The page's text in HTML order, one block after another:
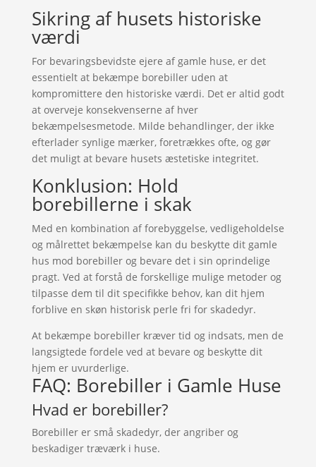
Sikring af husets historiske
værdi
For bevaringsbevidste ejere af gamle huse, er det
essentielt at bekæmpe borebiller uden at
kompromittere den historiske værdi. Det er altid godt
at overveje konsekvenserne af hver
bekæmpelsesmetode. Milde behandlinger, der ikke
efterlader synlige mærker, foretrækkes ofte, og gør
det muligt at bevare husets æstetiske integritet.
Konklusion: Hold
borebillerne i skak
Med en kombination af forebyggelse, vedligeholdelse
og målrettet bekæmpelse kan du beskytte dit gamle
hus mod borebiller og bevare det i sin oprindelige
pragt. Ved at forstå de forskellige mulige metoder og
tilpasse dem til dit specifikke behov, kan dit hjem
forblive en skøn historisk perle fri for skadedyr.
At bekæmpe borebiller kræver tid og indsats, men de
langsigtede fordele ved at bevare og beskytte dit
hjem er uvurderlige.
FAQ: Borebiller i Gamle Huse
Hvad er borebiller?
Borebiller er små skadedyr, der angriber og
beskadiger træværk i huse.